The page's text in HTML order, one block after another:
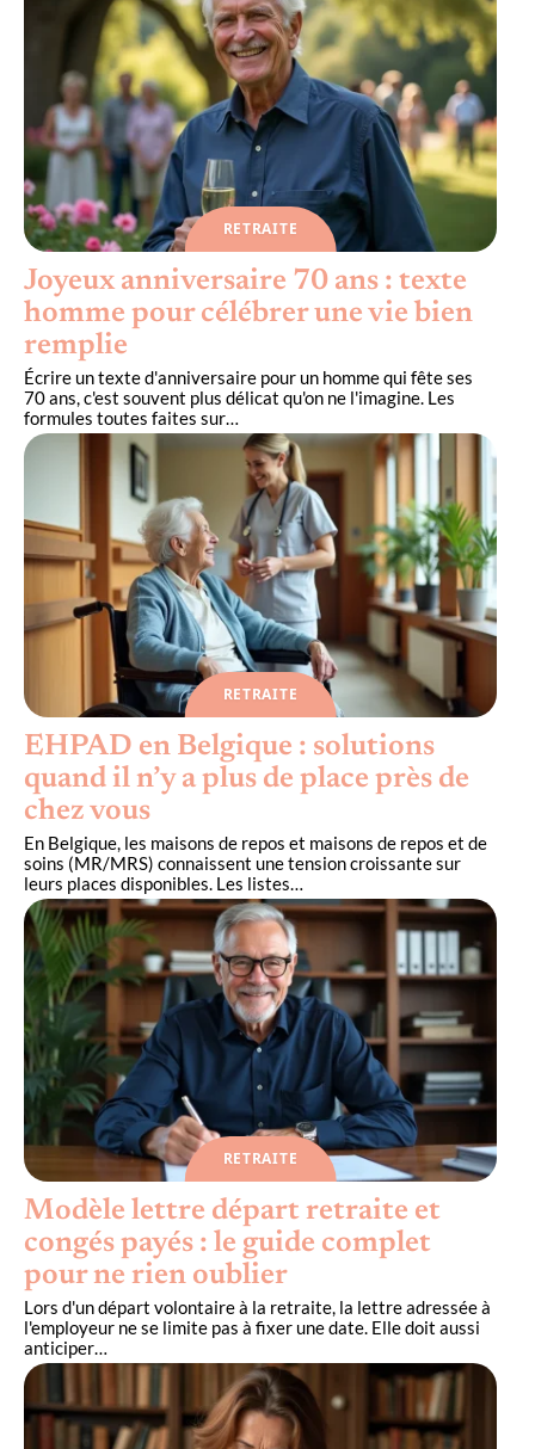
RETRAITE
Joyeux anniversaire 70 ans : texte
homme pour célébrer une vie bien
remplie
Écrire un texte d'anniversaire pour un homme qui fête ses
70 ans, c'est souvent plus délicat qu'on ne l'imagine. Les
formules toutes faites sur…
RETRAITE
EHPAD en Belgique : solutions
quand il n’y a plus de place près de
chez vous
En Belgique, les maisons de repos et maisons de repos et de
soins (MR/MRS) connaissent une tension croissante sur
leurs places disponibles. Les listes…
RETRAITE
Modèle lettre départ retraite et
congés payés : le guide complet
pour ne rien oublier
Lors d'un départ volontaire à la retraite, la lettre adressée à
l'employeur ne se limite pas à fixer une date. Elle doit aussi
anticiper…